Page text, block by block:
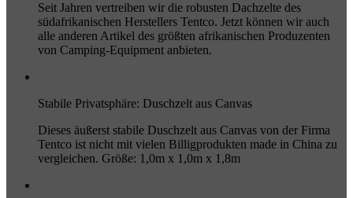
Seit Jahren vertreiben wir die robusten Dachzelte des
südafrikanischen Herstellers Tentco. Jetzt können wir auch
alle anderen Artikel des größten afrikanischen Produzenten
von Camping-Equipment anbieten.
Stabile Privatsphäre: Duschzelt aus Canvas
Dieses äußerst stabile Duschzelt aus Canvas von der Firma
Tentco ist nicht mit vielen Billigprodukten made in China zu
vergleichen. Größe: 1,0m x 1,0m x 1,8m